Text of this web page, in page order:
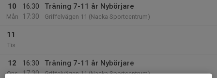
10
Mån
16:30
17:30
Träning 7-11 år Nybörjare
Griffelvägen 11 (Nacka Sportcentrum)
11
Tis
12
Ons
16:30
17:30
Träning 7-11 år Nybörjare
Griffelvägen 11 (Nacka Sportcentrum)